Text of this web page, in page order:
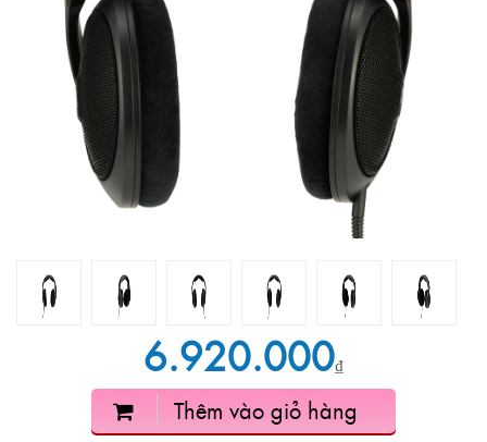
6.920.000₫
Thêm vào giỏ hàng